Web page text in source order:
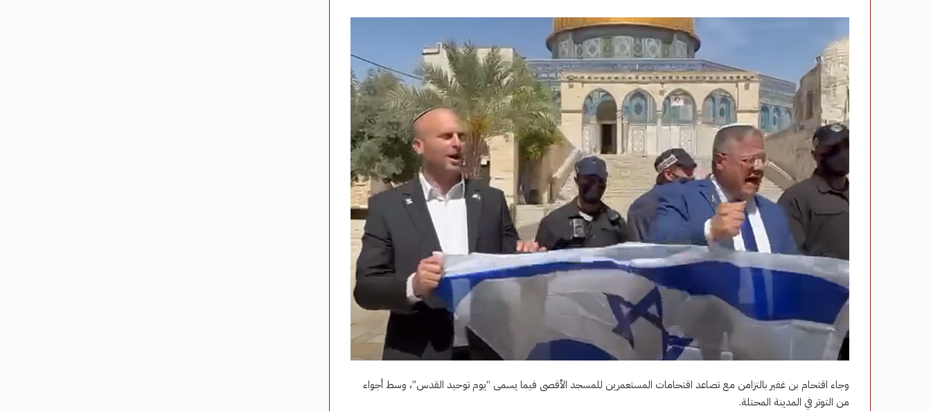
وجاء اقتحام بن غفير بالتزامن مع تصاعد اقتحامات المستعمرين للمسجد الأقصى فيما يسمى “يوم توحيد القدس”، وسط أجواء
من التوتر في المدينة المحتلة.